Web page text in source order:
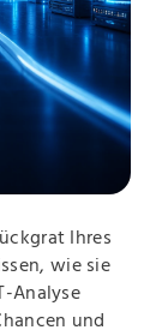
Ihres
wie sie
Analyse
und